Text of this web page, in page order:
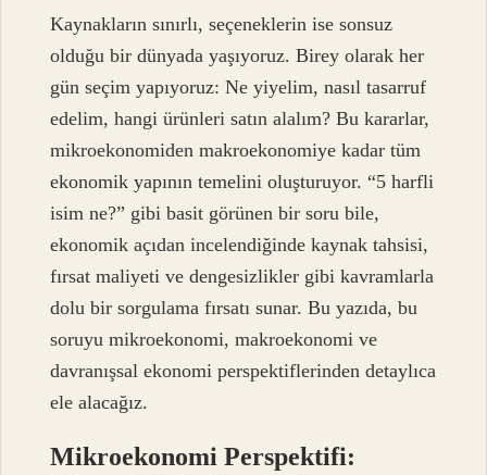
Kaynakların sınırlı, seçeneklerin ise sonsuz
olduğu bir dünyada yaşıyoruz. Birey olarak her
gün seçim yapıyoruz: Ne yiyelim, nasıl tasarruf
edelim, hangi ürünleri satın alalım? Bu kararlar,
mikroekonomiden makroekonomiye kadar tüm
ekonomik yapının temelini oluşturuyor. “5 harfli
isim ne?” gibi basit görünen bir soru bile,
ekonomik açıdan incelendiğinde kaynak tahsisi,
fırsat maliyeti vedengesizlikler gibi kavramlarla
dolu bir sorgulama fırsatı sunar. Bu yazıda, bu
soruyu mikroekonomi, makroekonomi ve
davranışsal ekonomi perspektiflerinden detaylıca
ele alacağız.
Mikroekonomi Perspektifi: